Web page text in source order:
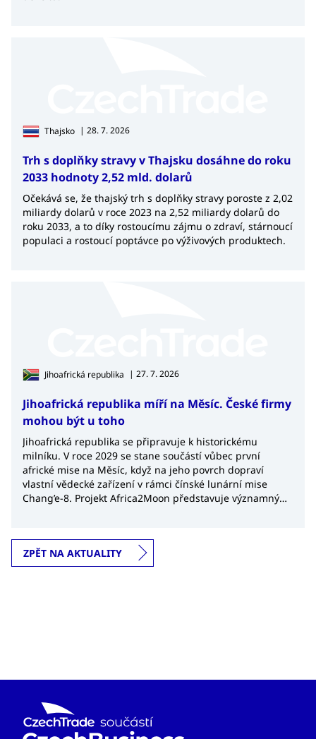
Thajsko | 28. 7. 2026
Trh s doplňky stravy v Thajsku dosáhne do roku
2033 hodnoty 2,52 mld. dolarů
Očekává se, že thajský trh s doplňky stravy poroste z 2,02
miliardy dolarů v roce 2023 na 2,52 miliardy dolarů do
roku 2033, a to díky rostoucímu zájmu o zdraví, stárnoucí
populaci a rostoucí poptávce po výživových produktech.
Jihoafrická republika | 27. 7. 2026
Jihoafrická republika míří na Měsíc. České firmy
mohou být u toho
Jihoafrická republika se připravuje k historickému
milníku. V roce 2029 se stane součástí vůbec první
africké mise na Měsíc, když na jeho povrch dopraví
vlastní vědecké zařízení v rámci čínské lunární mise
Chang’e-8. Projekt Africa2Moon představuje významný
globálním kosmickém průmyslu.
ZPĚT NA AKTUALITY